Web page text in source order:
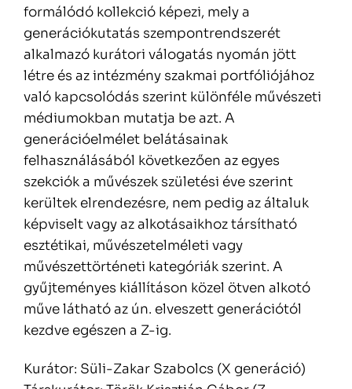
formálódó kollekció képezi, mely a
generációkutatás szempontrendszerét
alkalmazó kurátori válogatás nyomán jött
létre és az intézmény szakmai portfóliójához
való kapcsolódás szerint különféle művészeti
médiumokban mutatja be azt. A
generációelmélet belátásainak
felhasználásából következően az egyes
szekciók a művészek születési éve szerint
kerültek elrendezésre, nem pedig az általuk
képviselt vagy az alkotásaikhoz társítható
esztétikai, művészetelméleti vagy
művészettörténeti kategóriák szerint. A
gyűjteményes kiállításon közel ötven alkotó
műve látható az ún. elveszett generációtól
kezdve egészen a Z-ig.
Kurátor: Süli-Zakar Szabolcs (X generáció)